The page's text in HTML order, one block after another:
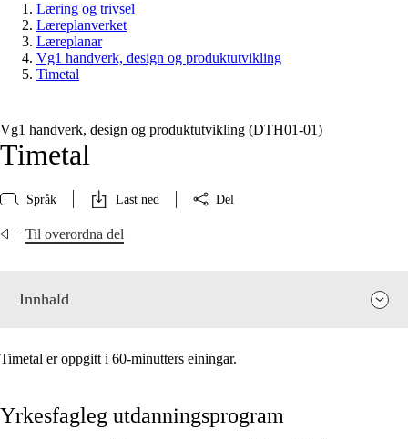
Læring og trivsel
Læreplanverket
Læreplanar
Vg1 handverk, design og produktutvikling
Timetal
Vg1 handverk, design og produktutvikling (DTH01‑01)
Timetal
Språk Last ned Del
Til overordna del
Innhald
Timetal er oppgitt i 60-minutters einingar.
Yrkesfagleg utdanningsprogram